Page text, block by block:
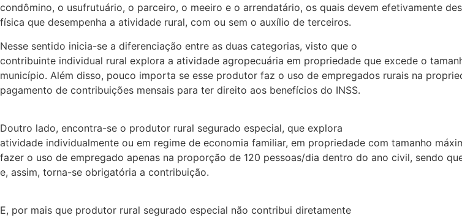
condômino, o usufrutuário, o parceiro, o meeiro e o arrendatário, os quais devem efetivamente
física que desempenha a atividade rural, com ou sem o auxílio de terceiros.
Nesse sentido inicia-se a diferenciação entre as duas categorias, visto que o
contribuinte individual rural explora a atividade agropecuária em propriedade que excede o
município. Além disso, pouco importa se esse produtor faz o uso de empregados rurais na
pagamento de contribuições mensais para ter direito aos benefícios do INSS.
Doutro lado, encontra-se o produtor rural segurado especial, que explora
atividade individualmente ou em regime de economia familiar, em propriedade com tamanho
fazer o uso de empregado apenas na proporção de 120 pessoas/dia dentro do ano civil, sendo
e, assim, torna-se obrigatória a contribuição.
E, por mais que produtor rural segurado especial não contribui diretamente